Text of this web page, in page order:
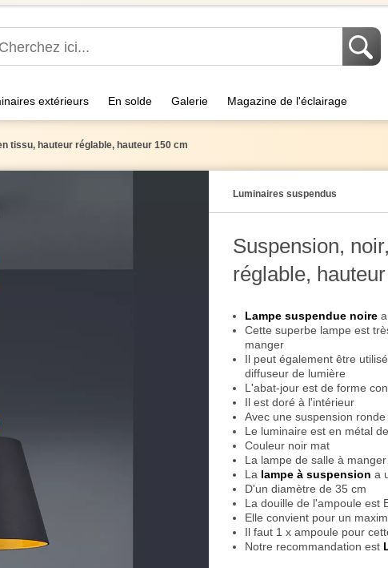
extérieurs En solde Galerie Magazine de l'éclairage
tissu, hauteur réglable, hauteur 150 cm
Luminaires suspendus
Suspension,
réglable,
Lampe suspendue noire
Cette superbe lampe est
manger
Il peut également être
diffuseur de lumière
L'abat-jour est de forme
Il est doré à l'intérieur
Avec une suspension ronde
Le luminaire est en métal
Couleur noir mat
La lampe de salle à
La lampe à suspension a
D'un diamètre de 35 cm
La douille de l'ampoule est
Elle convient pour un
Il faut 1 x ampoule pour
Notre recommandation est